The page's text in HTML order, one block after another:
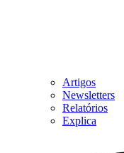
Artigos
Newsletters
Relatórios
Explica